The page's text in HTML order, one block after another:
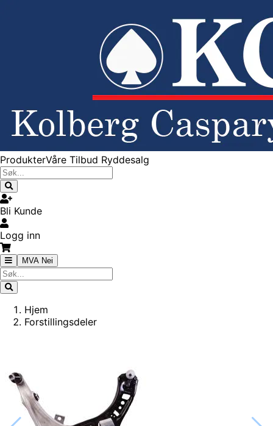
ProdukterVåre Tilbud Ryddesalg
Bli Kunde
Logg inn
MVA Nei
Hjem
Forstillingsdeler